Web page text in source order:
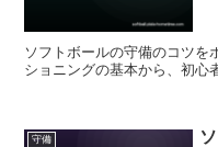
ソフトボールの守備のコツを
ショニングの基本から、初心
守備